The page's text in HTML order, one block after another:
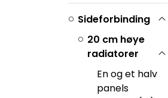
Sideforbinding
20 cm høye
radiatorer
En og et halv
panels